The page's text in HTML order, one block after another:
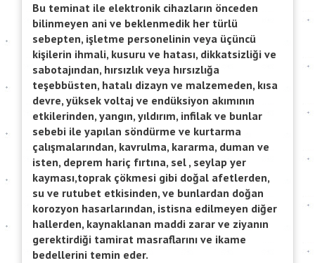
Bu teminat ile elektronik cihazların önceden
bilinmeyen ani ve beklenmedik her türlü
sebepten, işletme personelinin veya üçüncü
kişilerin ihmali, kusuru ve hatası, dikkatsizliği ve
sabotajından, hırsızlık veya hırsızlığa
teşebbüsten, hatalı dizayn ve malzemeden, kısa
devre, yüksek voltaj ve endüksiyon akımının
etkilerinden, yangın, yıldırım, infilak ve bunlar
sebebi ile yapılan söndürme ve kurtarma
çalışmalarından, kavrulma, kararma, duman ve
isten, deprem hariç fırtına, sel , seylap yer
kayması,toprak çökmesi gibi doğal afetlerden,
su ve rutubet etkisinden, ve bunlardan doğan
korozyon hasarlarından, istisna edilmeyen diğer
hallerden, kaynaklanan maddi zarar ve ziyanın
gerektirdiği tamirat masraflarını ve ikame
bedellerini temin eder.